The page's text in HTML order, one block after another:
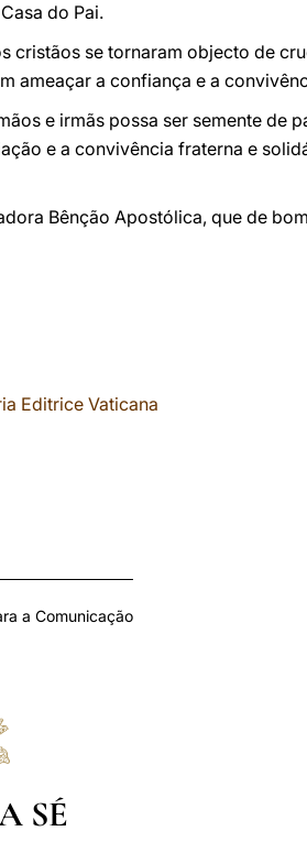
do Pai.
cristãos se tornaram objecto de
ameaçar a confiança e a
e irmãs possa ser semente de
e a convivência fraterna e
Bênção Apostólica, que de
Editrice Vaticana
a Comunicação
SÉ